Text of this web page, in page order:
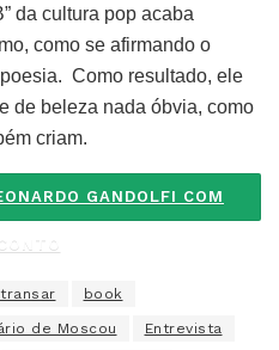
da cultura pop acaba
como se afirmando o
Como resultado, ele
de beleza nada óbvia, como
criam.
GANDOLFI COM
book
de Moscou Entrevista